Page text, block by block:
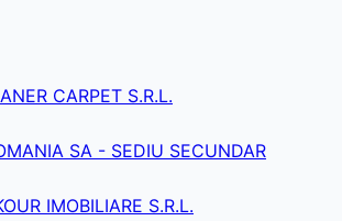
CARPET S.R.L.
SA - SEDIU SECUNDAR
IMOBILIARE S.R.L.